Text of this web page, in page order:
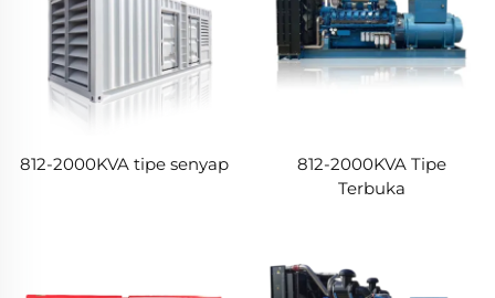
812-2000KVA tipe senyap
812-2000KVA Tipe
Terbuka